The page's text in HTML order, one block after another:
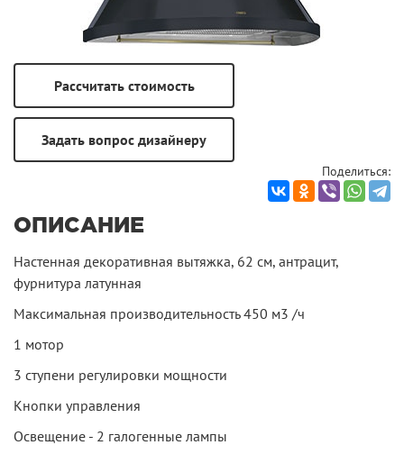
Поделиться:
ОПИСАНИЕ
Настенная декоративная вытяжка, 62 см, антрацит,
фурнитура латунная
Максимальная производительность 450 м3 /ч
1 мотор
3 ступени регулировки мощности
Кнопки управления
Освещение - 2 галогенные лампы